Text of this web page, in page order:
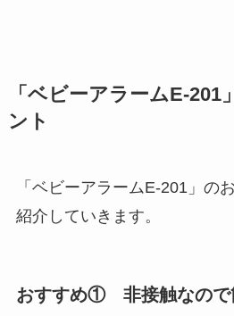
「ベビーアラームE-201
ント
「ベビーアラームE-201」の
紹介していきます。
おすすめ① 非接触なので